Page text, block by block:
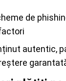
de
autentic,